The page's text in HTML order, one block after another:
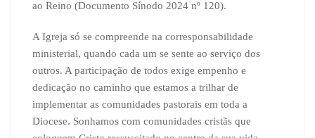
ao Reino (Documento Sínodo 2024 nº 120).
A Igreja só se compreende na corresponsabilidade
ministerial, quando cada um se sente ao serviço dos
outros. A participação de todos exige empenho e
dedicação no caminho que estamos a trilhar de
implementar as comunidades pastorais em toda a
Diocese. Sonhamos com comunidades cristãs que